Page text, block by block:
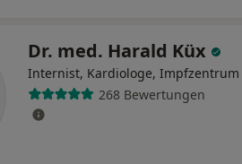
Dr. med. Harald Küx
Internist, Kardiologe, Impfzentrum
268 Bewertungen